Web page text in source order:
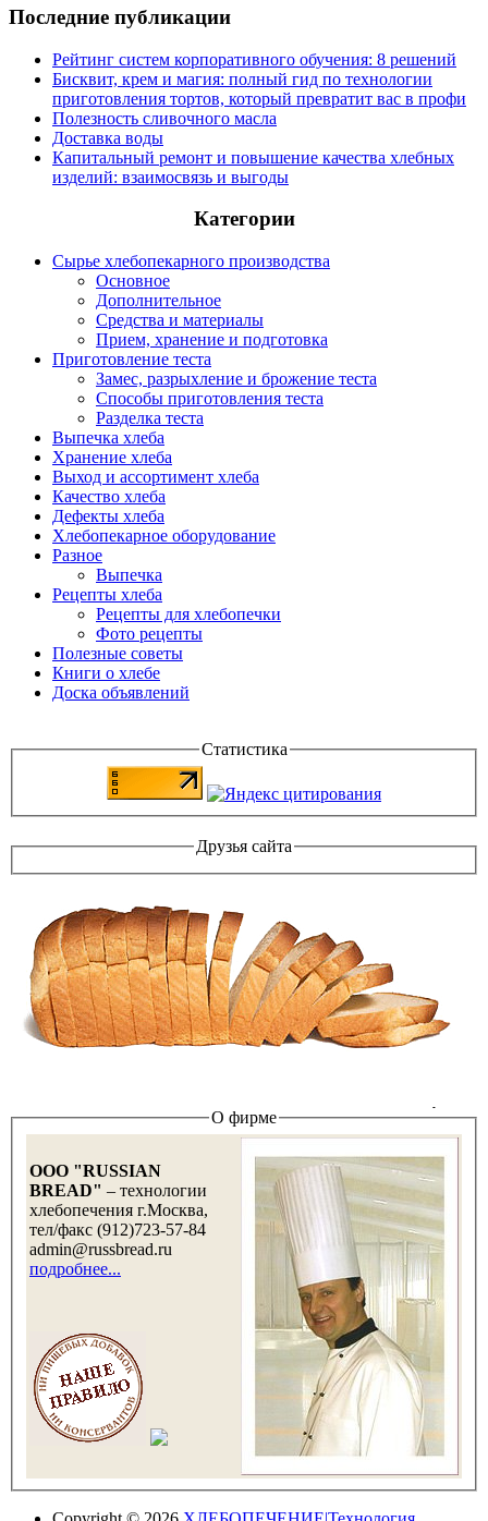
Последние публикации
Рейтинг систем корпоративного обучения: 8 решений
Бисквит, крем и магия: полный гид по технологии
приготовления тортов, который превратит вас в профи
Полезность сливочного масла
Доставка воды
Капитальный ремонт и повышение качества хлебных
изделий: взаимосвязь и выгоды
Категории
Сырье хлебопекарного производства
Основное
Дополнительное
Средства и материалы
Прием, хранение и подготовка
Приготовление теста
Замес, разрыхление и брожение теста
Способы приготовления теста
Разделка теста
Выпечка хлеба
Хранение хлеба
Выход и ассортимент хлеба
Качество хлеба
Дефекты хлеба
Хлебопекарное оборудование
Разное
Выпечка
Рецепты хлеба
Рецепты для хлебопечки
Фото рецепты
Полезные советы
Книги о хлебе
Доска объявлений
Статистика
Друзья сайта
О фирме
OOO "RUSSIAN
BREAD" – технологии
хлебопечения г.Москва,
тел/факс (912)723-57-84
admin@russbread.ru
подробнее...